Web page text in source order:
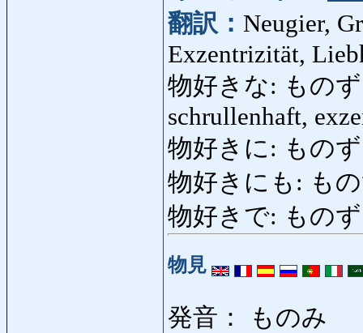
翻訳： Neugier,
Exzentrizität,
物好きな: ものず
schrullenhaft,
物好きに: ものず
物好きにも: も
物好きで: ものず
物見
発音： ものみ